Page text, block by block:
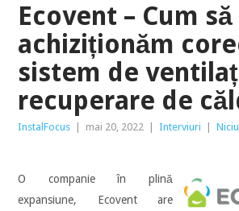
Ecovent – Cum să
achiziționăm
sistem de
recuperare de
InstalFocus mai 20, 2022 Interviuri
O companie în plină
expansiune, Ecovent are